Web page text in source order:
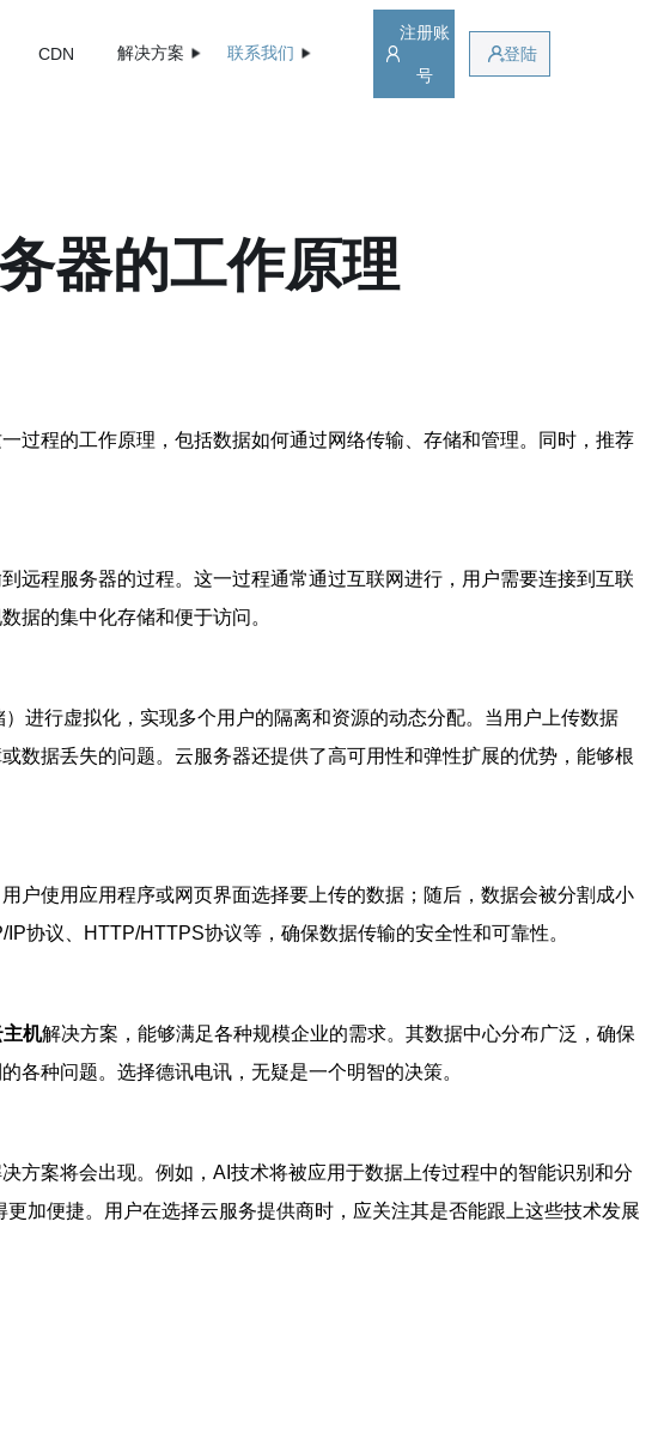
CDN 解决方案 联系我们
注册账
号
登陆
器的工作原理
过程的工作原理，包括数据如何通过网络传输、存储和管理。同时，推荐
远程服务器的过程。这一过程通常通过互联网进行，用户需要连接到互联
据的集中化存储和便于访问。
进行虚拟化，实现多个用户的隔离和资源的动态分配。当用户上传数据
数据丢失的问题。云服务器还提供了高可用性和弹性扩展的优势，能够根
户使用应用程序或网页界面选择要上传的数据；随后，数据会被分割成小
协议、HTTP/HTTPS协议等，确保数据传输的安全性和可靠性。
主机解决方案，能够满足各种规模企业的需求。其数据中心分布广泛，确保
各种问题。选择德讯电讯，无疑是一个明智的决策。
方案将会出现。例如，AI技术将被应用于数据上传过程中的智能识别和分
加便捷。用户在选择云服务提供商时，应关注其是否能跟上这些技术发展